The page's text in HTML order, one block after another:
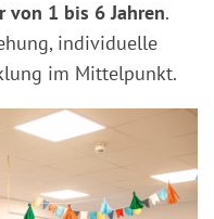
von 1 bis 6 Jahren.
individuelle
im Mittelpunkt.